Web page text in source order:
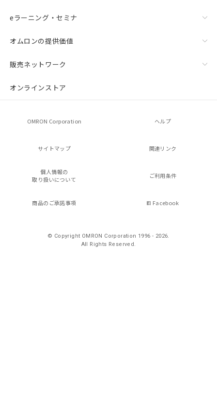
eラーニング・セミナ
オムロンの提供価値
販売ネットワーク
オンラインストア
OMRON Corporation ヘルプ
サイトマップ 関連リンク
個人情報の
取り扱いについて
ご利用条件
商品のご承諾事項 Facebook
© Copyright OMRON Corporation 1996 - 2026.
All Rights Reserved.